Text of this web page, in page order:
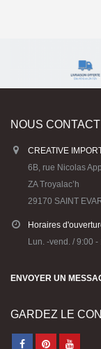
NOUS
CREATIVE
6B, rue Nicolas
ZA Troyalac’h
29170 SAINT
Horaires
Lun. -vend. / 9:00
ENVOYER UN
GARDEZ LE